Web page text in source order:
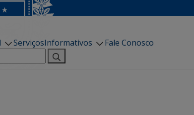
ServiçosInformativos
Fale Conosco